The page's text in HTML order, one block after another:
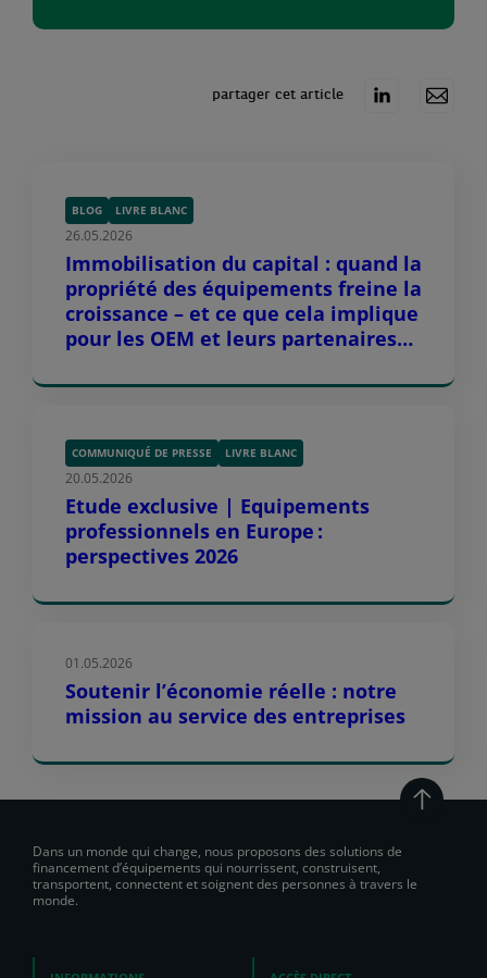
partager cet article
BLOG LIVRE BLANC
26.05.2026
Immobilisation du capital : quand la
propriété des équipements freine la
croissance – et ce que cela implique
pour les OEM et leurs partenaires
COMMUNIQUÉ DE PRESSE LIVRE BLANC
20.05.2026
Etude exclusive | Equipements
professionnels en Europe :
perspectives 2026
01.05.2026
Soutenir l’économie réelle : notre
mission au service des entreprises
Dans un monde qui change, nous proposons des solutions de
financement d’équipements qui nourrissent, construisent,
transportent, connectent et soignent des personnes à travers le
monde.